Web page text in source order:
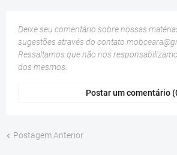
Deixe seu comentário sobre nossas
sugestões através do contato
Ressaltamos que não nos
dos mesmos.
Postar um comentário
Postagem Anterior